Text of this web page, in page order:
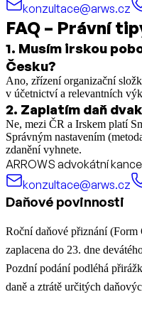
konzultace@arws.cz
FAQ – Právní
1. Musím irskou
Česku?
Ano, zřízení organizační
v účetnictví a relevantních
2. Zaplatím daň
Ne, mezi ČR a Irskem platí
Správným nastavením
zdanění vyhnete.
ARROWS advokátní
konzultace@arws.cz
Daňové povinnosti
Roční daňové přiznání (Form
zaplacena do 23. dne
Pozdní podání podléhá
daně a ztrátě určitých